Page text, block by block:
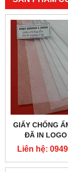
GIẤY CHỐNG
ĐÃ IN
LƯỢNG
Liên hệ: